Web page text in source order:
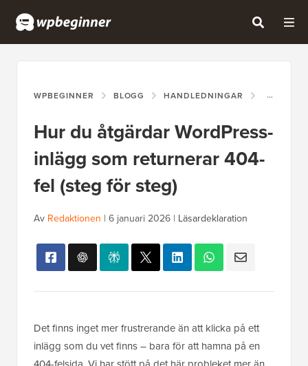
WPBEGINNER BLOGG HANDLEDNINGAR HUR DU
Hur du åtgärdar WordPress-
inlägg som returnerar 404-
fel (steg för steg)
Av Redaktionen | 6 januari 2026 | Läsardeklaration
Det finns inget mer frustrerande än att klicka på ett
inlägg som du vet finns – bara för att hamna på en